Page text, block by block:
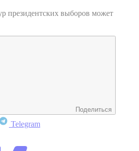
президентских выборов может
Поделиться
Telegram